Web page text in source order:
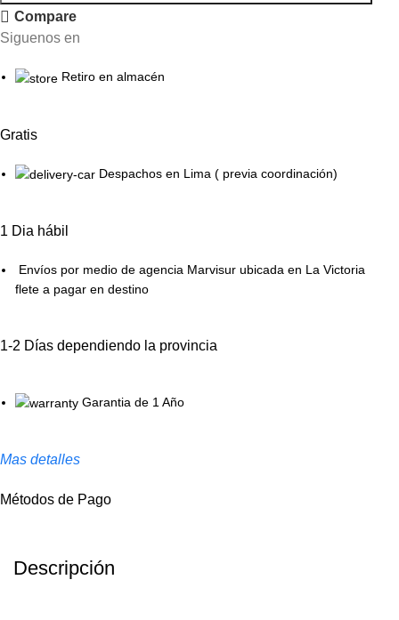
Compare
Siguenos en
Retiro en almacén
Gratis
Despachos en Lima ( previa coordinación)
1 Dia hábil
Envíos por medio de agencia Marvisur ubicada en La Victoria
flete a pagar en destino
1-2 Días dependiendo la provincia
Garantia de 1 Año
Mas detalles
Métodos de Pago
Descripción